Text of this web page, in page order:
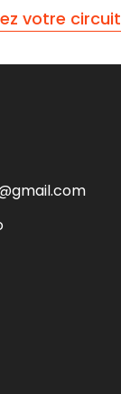
votre circuit